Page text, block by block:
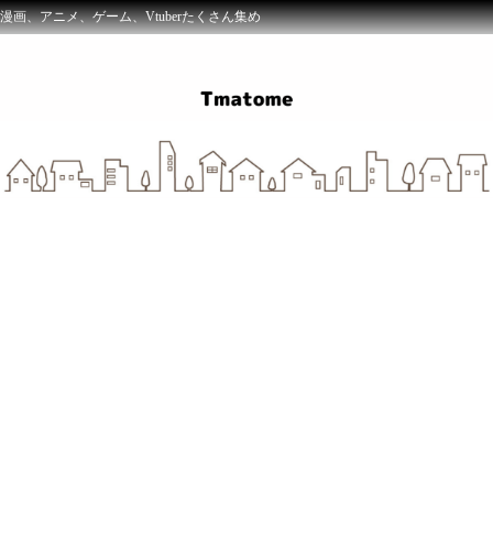
漫画、アニメ、ゲーム、Vtuberたくさん集め